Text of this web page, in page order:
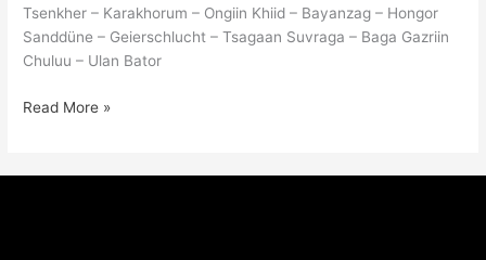
Tsenkher – Karakhorum – Ongiin Khiid – Bayanzag – Hongor
Sanddüne – Geierschlucht – Tsagaan Suvraga – Baga Gazriin
Chuluu – Ulan Bator
Read More »